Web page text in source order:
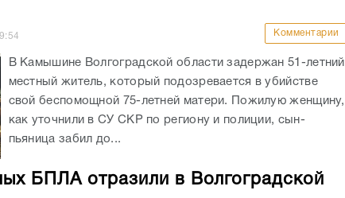
Комментарии
В Камышине Волгоградской области задержан 51-летний
местный житель, который подозревается в убийстве
свой беспомощной 75-летней матери. Пожилую женщину,
как уточнили в СУ СКР по региону и полиции, сын-
пьяница забил до...
БПЛА отразили в Волгоградской